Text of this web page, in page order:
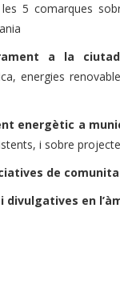
5 comarques
a la
energies
energètic a
i sobre
de
divulgatives en